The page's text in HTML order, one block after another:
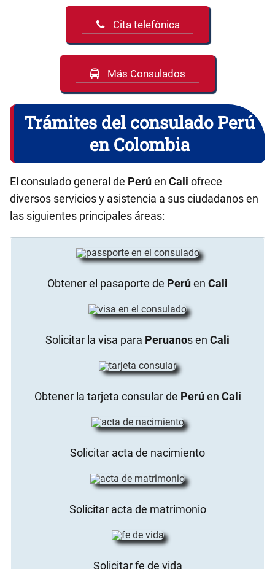
Cita telefónica
Más Consulados
Trámites del consulado Perú
en Colombia
El consulado general de Perúen Cali ofrece
diversos servicios y asistencia a sus ciudadanos en
las siguientes principales áreas:
Obtener el pasaporte de Perúen Cali
Solicitar la visa para Peruanos en Cali
Obtener la tarjeta consular de Perúen Cali
Solicitar acta de nacimiento
Solicitar acta de matrimonio
Solicitar fe de vida